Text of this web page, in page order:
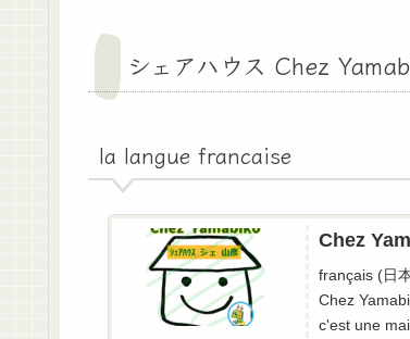
シェアハウス Chez
la langue francaise
Chez
français (日
Chez
c'est une